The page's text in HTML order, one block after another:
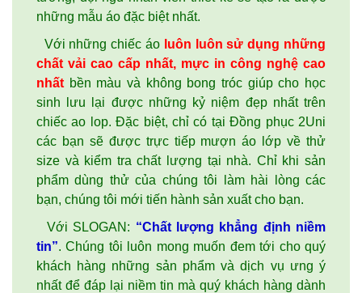
những mẫu áo đặc biệt nhất.
Với những chiếc áo luôn luôn sử dụng những
chất vải cao cấp nhất, mực in công nghệ cao
nhất bền màu và không bong tróc giúp cho học
sinh lưu lại được những kỷ niệm đẹp nhất trên
chiếcao lop. Đặc biệt, chỉ có tại Đồng phục 2Uni
các bạn sẽ được trực tiếp mượn áo lớp về thử
size và kiểm tra chất lượng tại nhà. Chỉ khi sản
phẩm dùng thử của chúng tôi làm hài lòng các
bạn, chúng tôi mới tiến hành sản xuất cho bạn.
Với SLOGAN: “Chất lượng khẳng định niềm
tin”. Chúng tôi luôn mong muốn đem tới cho quý
khách hàng những sản phẩm và dịch vụ ưng ý
nhất để đáp lại niềm tin mà quý khách hàng dành